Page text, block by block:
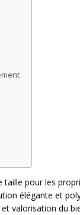
taille pour les
élégante et
valorisation du